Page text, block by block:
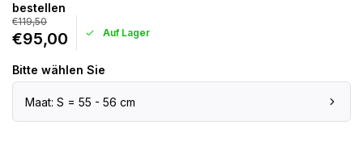
bestellen
€119,50
€95,00 Auf Lager
Bitte wählen Sie
Maat: S = 55 - 56 cm